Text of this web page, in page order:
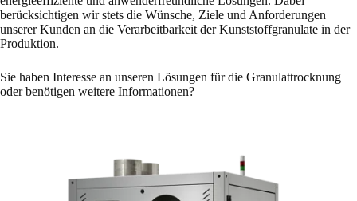
berücksichtigen wir stets die Wünsche, Ziele und Anforderungen
unserer Kunden an die Verarbeitbarkeit der Kunststoffgranulate in der
Produktion.
Sie haben Interesse an unseren Lösungen für die Granulattrocknung
oder benötigen weitere Informationen?